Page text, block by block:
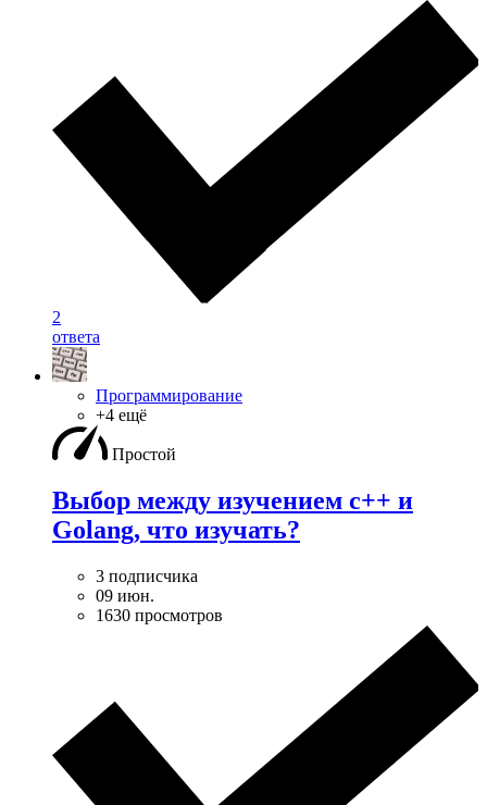
2
ответа
Программирование
+4 ещё
Простой
Выбор между изучением c++ и
Golang, что изучать?
3 подписчика
09 июн.
1630 просмотров